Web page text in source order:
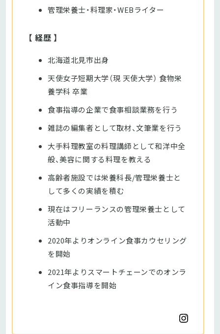
管理栄養士・料理家・WEBライター
【 経歴 】
北海道北見市出身
天使女子短期大学（現 天使大学） 食物栄
養学科 卒業
食事指導の企業で食事相談業務を行う
雑誌の編集者として取材、文筆業を行う
大手料理教室の料理講師として和洋中全
般、美容に関する料理を教える
高齢者施設では栄養科長/管理栄養士と
して多くの実績を積む
現在はフリーランスの管理栄養士として
活動中
2020年よりオンライン食事カウセリング
を開始
2021年よりスマートチェーンでのオンラ
イン食事指導を開始